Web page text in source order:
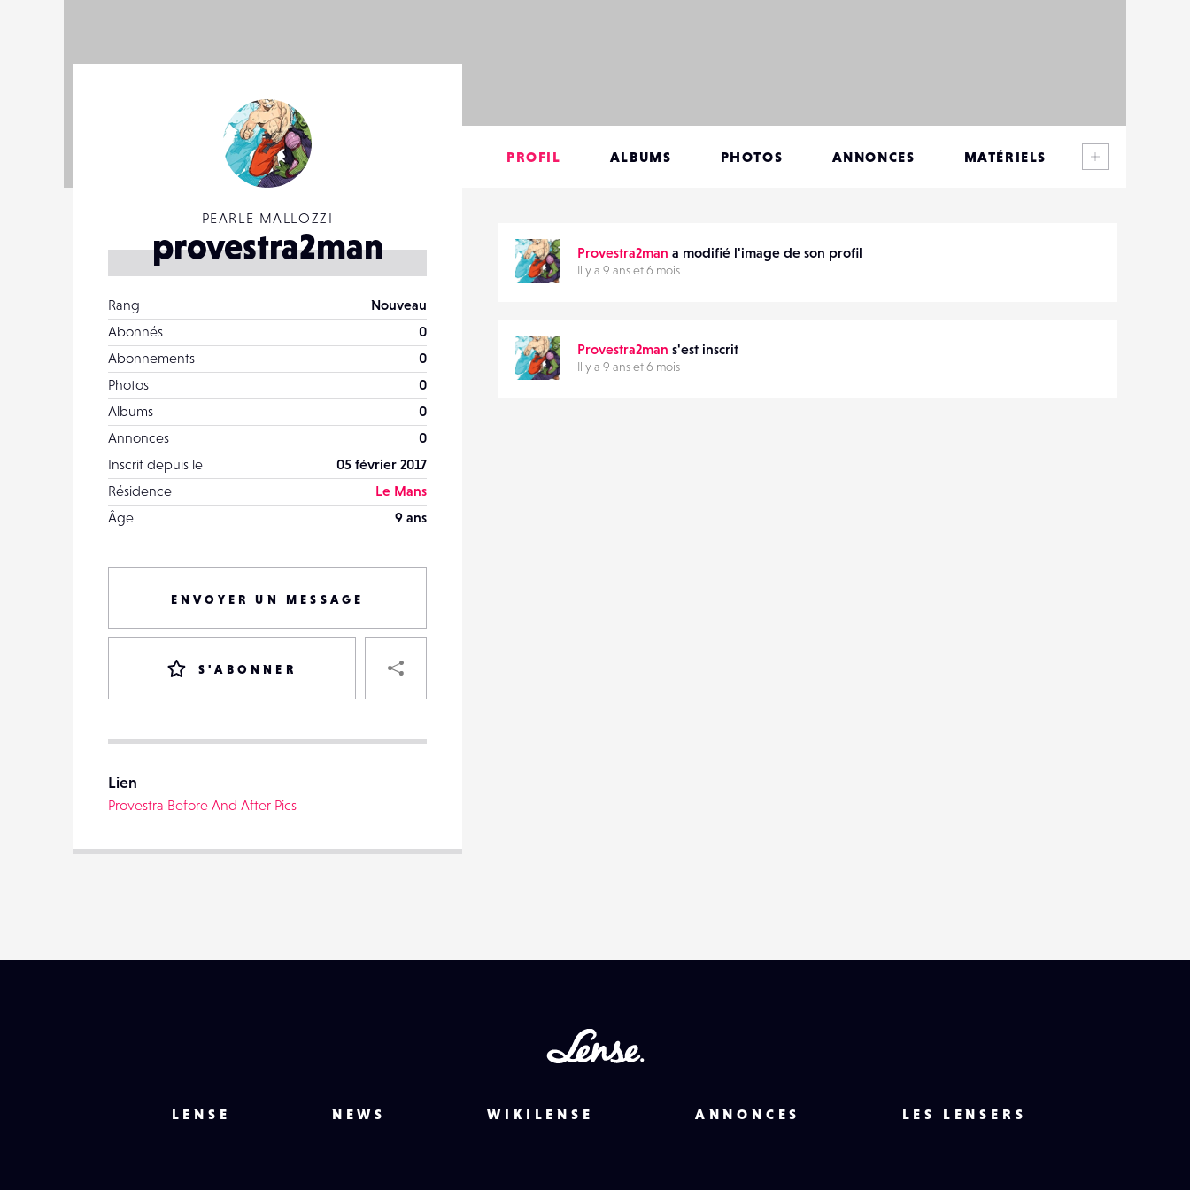
PEARLE MALLOZZI
provestra2man
Rang
Nouveau
Abonnés
0
Abonnements
0
Photos
0
Albums
0
Annonces
0
Inscrit depuis le
05 février 2017
Résidence
Le Mans
Âge
9 ans
ENVOYER UN MESSAGE
S'ABONNER
EMAIL
Lien
Provestra Before And After Pics
PROFIL ALBUMS PHOTOS ANNONCES MATÉRIELS
Provestra2man a modifié l'image de son profil
Il y a 9 ans et 6 mois
Provestra2man s'est inscrit
Il y a 9 ans et 6 mois
LENSE NEWS WIKILENSE ANNONCES LES LENSERS